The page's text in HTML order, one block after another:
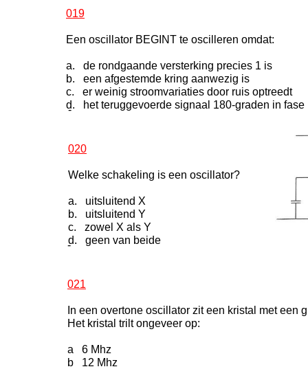
019
Een oscillator BEGINT te oscilleren omdat:
a. de rondgaande versterking precies 1 is
b. een afgestemde kring aanwezig is
c. er weinig stroomvariaties door ruis optreedt
d. het teruggevoerde signaal 180-graden in fase
-
020
Welke schakeling is een oscillator?
a. uitsluitend X
b. uitsluitend Y
c. zowel X als Y
d. geen van beide
-
021
In een overtone oscillator zit een kristal met een
Het kristal trilt ongeveer op:
a 6 Mhz
b 12 Mhz